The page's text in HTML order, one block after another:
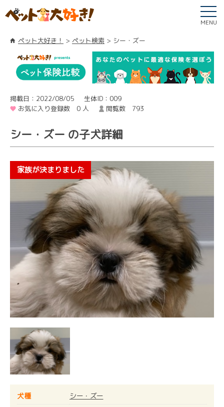
MENU
ペット大好き！ ペット検索 シー・ズー
掲載日：2022/08/05
生体ID：009
お気に入り登録数 0 人
閲覧数 793
シー・ズー の子犬詳細
犬種
シー・ズー